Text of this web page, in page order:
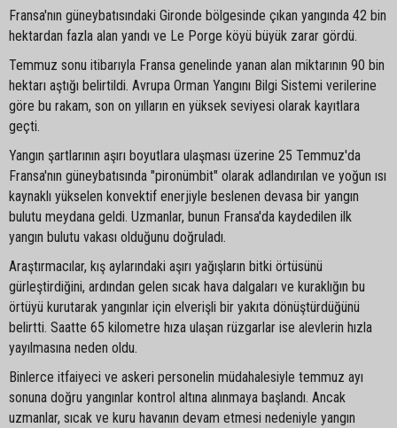
Fransa'nın güneybatısındaki Gironde bölgesinde çıkan yangında 42 bin
hektardan fazla alan yandı ve Le Porge köyü büyük zarar gördü.
Temmuz sonu itibarıyla Fransa genelinde yanan alan miktarının 90 bin
hektarı aştığı belirtildi. Avrupa Orman Yangını Bilgi Sistemi verilerine
göre bu rakam, son on yılların en yüksek seviyesi olarak kayıtlara
geçti.
Yangın şartlarının aşırı boyutlara ulaşması üzerine 25 Temmuz'da
Fransa'nın güneybatısında "pironümbit" olarak adlandırılan ve yoğun ısı
kaynaklı yükselen konvektif enerjiyle beslenen devasa bir yangın
bulutu meydana geldi. Uzmanlar, bunun Fransa'da kaydedilen ilk
yangın bulutu vakası olduğunu doğruladı.
Araştırmacılar, kış aylarındaki aşırı yağışların bitki örtüsünü
gürleştirdiğini, ardından gelen sıcak hava dalgaları ve kuraklığın bu
örtüyü kurutarak yangınlar için elverişli bir yakıta dönüştürdüğünü
belirtti. Saatte 65 kilometre hıza ulaşan rüzgarlar ise alevlerin hızla
yayılmasına neden oldu.
Binlerce itfaiyeci ve askeri personelin müdahalesiyle temmuz ayı
sonuna doğru yangınlar kontrol altına alınmaya başlandı. Ancak
uzmanlar, sıcak ve kuru havanın devam etmesi nedeniyle yangın